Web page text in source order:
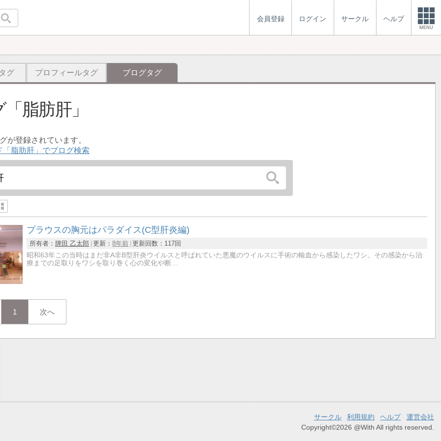
会員登録 ログイン サークル ヘルプ
MENU
グ プロフィールタグ ブログタグ
脂肪肝
が登録されています。
「脂肪肝」でブログ検索
ブラウスの胸元はパラダイス(C型肝炎編)
所有者： 牌田 乙太郎 更新：8年前 更新回数： 117回
昭和63年この当時はまだ非A非B型肝炎ウイルスと呼ばれていた悪魔のウイルスに手術の輸血から感染したワシ。その感染から治
療までの足取りをワシを取り巻く心の変化や断…
1 次へ
サークル 利用規約 ヘルプ
運営会社
Copyright©2026 @With All rights reserved.